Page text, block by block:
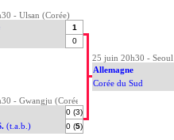
25 juin 20h30 -
- Ulsan (Corée)
1
0
- Gwangju (Corée)
Allemagne
Corée du Sud
0 (3)
(t.a.b.) 0 (5)